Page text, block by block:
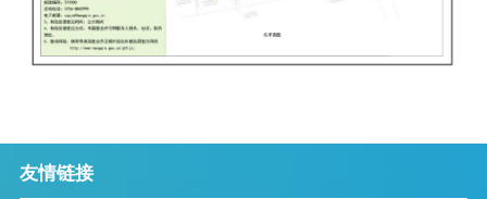
友情链接